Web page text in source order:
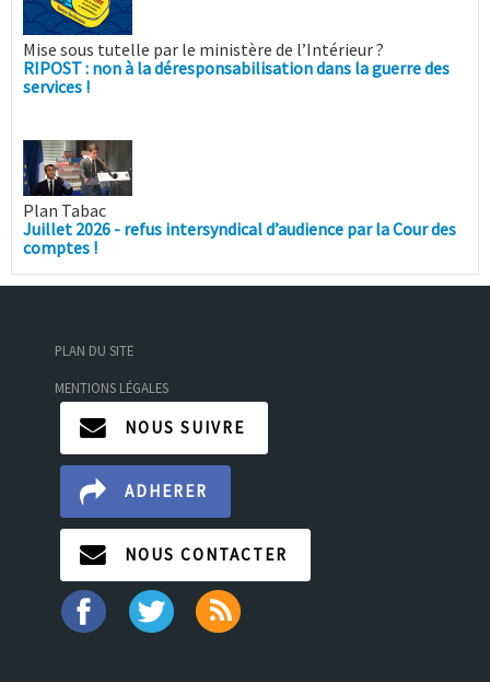
Mise sous tutelle par le ministère de l’Intérieur ?
RIPOST : non à la déresponsabilisation dans la guerre des
services !
Plan Tabac
Juillet 2026 - refus intersyndical d’audience par la Cour des
comptes !
PLAN DU SITE
MENTIONS LÉGALES
NOUS SUIVRE
ADHERER
NOUS CONTACTER